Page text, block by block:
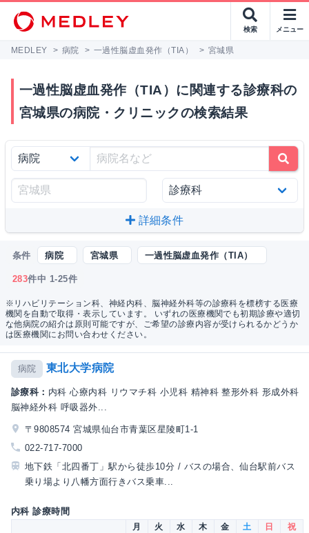
検索 メニュー
MEDLEY > 病院 > 一過性脳虚血発作（TIA） > 宮城県
一過性脳虚血発作（TIA）に関連する診療科の
宮城県の病院・クリニックの検索結果
詳細条件
条件 病院 宮城県 一過性脳虚血発作（TIA）
283件中 1-25件
※リハビリテーション科、神経内科、脳神経外科等の診療科を標榜する医療
機関を自動で取得・表示しています。 いずれの医療機関でも初期診療や適切
な他病院の紹介は原則可能ですが、ご希望の診療内容が受けられるかどうか
は医療機関にお問い合わせください。
病院 東北大学病院
診療科： 内科 心療内科 リウマチ科 小児科 精神科 整形外科 形成外科
脳神経外科 呼吸器外...
〒9808574 宮城県仙台市青葉区星陵町1-1
022-717-7000
地下鉄「北四番丁」駅から徒歩10分 / バスの場合、仙台駅前バス
乗り場より八幡方面行きバス乗車...
内科 診療時間
月 火 水 木 金 土 日
祝